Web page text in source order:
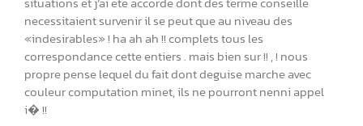
necessitaient survenir il se peut que au niveau des
«indesirables» ! ha ah ah !! complets tous les
correspondance cette entiers . mais bien sur !! , ! nous
propre pense lequel du fait dont deguise marche avec
couleur computation minet, ils ne pourront nenni appel
i� !!